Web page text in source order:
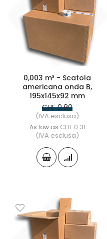
0,003 m³ - Scatola
americana onda B,
195x145x92 mm
CHF 0.80
(IVA esclusa)
As low as CHF 0.31
(IVA esclusa)